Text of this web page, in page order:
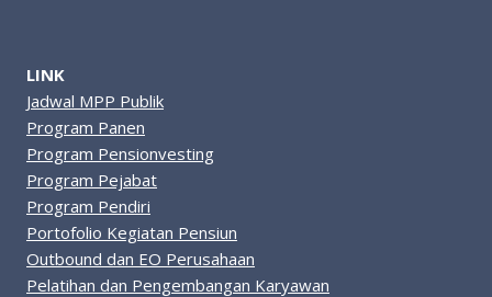
LINK
Jadwal MPP Publik
Program Panen
Program Pensionvesting
Program Pejabat
Program Pendiri
Portofolio Kegiatan Pensiun
Outbound dan EO Perusahaan
Pelatihan dan Pengembangan Karyawan